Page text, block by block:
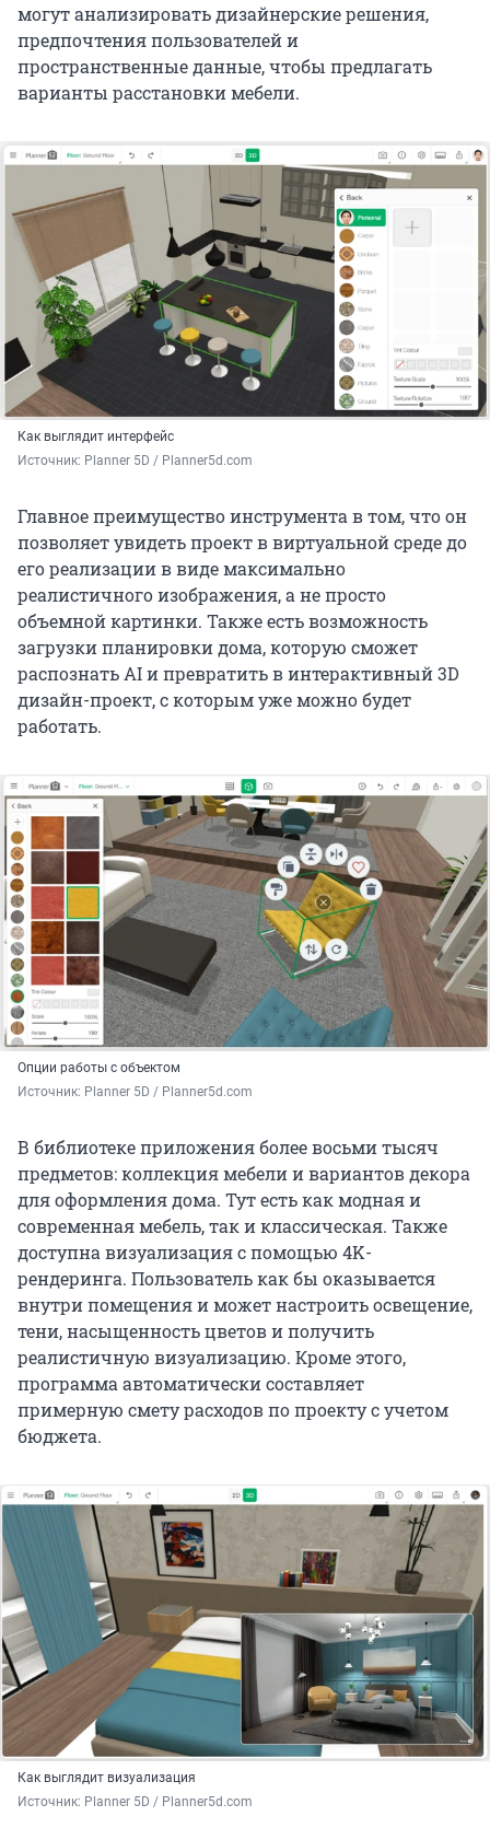
могут анализировать дизайнерские решения,
предпочтения пользователей и
пространственные данные, чтобы предлагать
варианты расстановки мебели.
Как выглядит интерфейс
Источник: Planner 5D / Planner5d.com
Главное преимущество инструмента в том, что он
позволяет увидеть проект в виртуальной среде до
его реализации в виде максимально
реалистичного изображения, а не просто
объемной картинки. Также есть возможность
загрузки планировки дома, которую сможет
распознать AI и превратить в интерактивный 3D
дизайн-проект, с которым уже можно будет
работать.
Опции работы с объектом
Источник: Planner 5D / Planner5d.com
В библиотеке приложения более восьми тысяч
предметов: коллекция мебели и вариантов декора
для оформления дома. Тут есть как модная и
современная мебель, так и классическая. Также
доступна визуализация с помощью 4K-
рендеринга. Пользователь как бы оказывается
внутри помещения и может настроить освещение,
тени, насыщенность цветов и получить
реалистичную визуализацию. Кроме этого,
программа автоматически составляет
примерную смету расходов по проекту с учетом
бюджета.
Как выглядит визуализация
Источник: Planner 5D / Planner5d.com